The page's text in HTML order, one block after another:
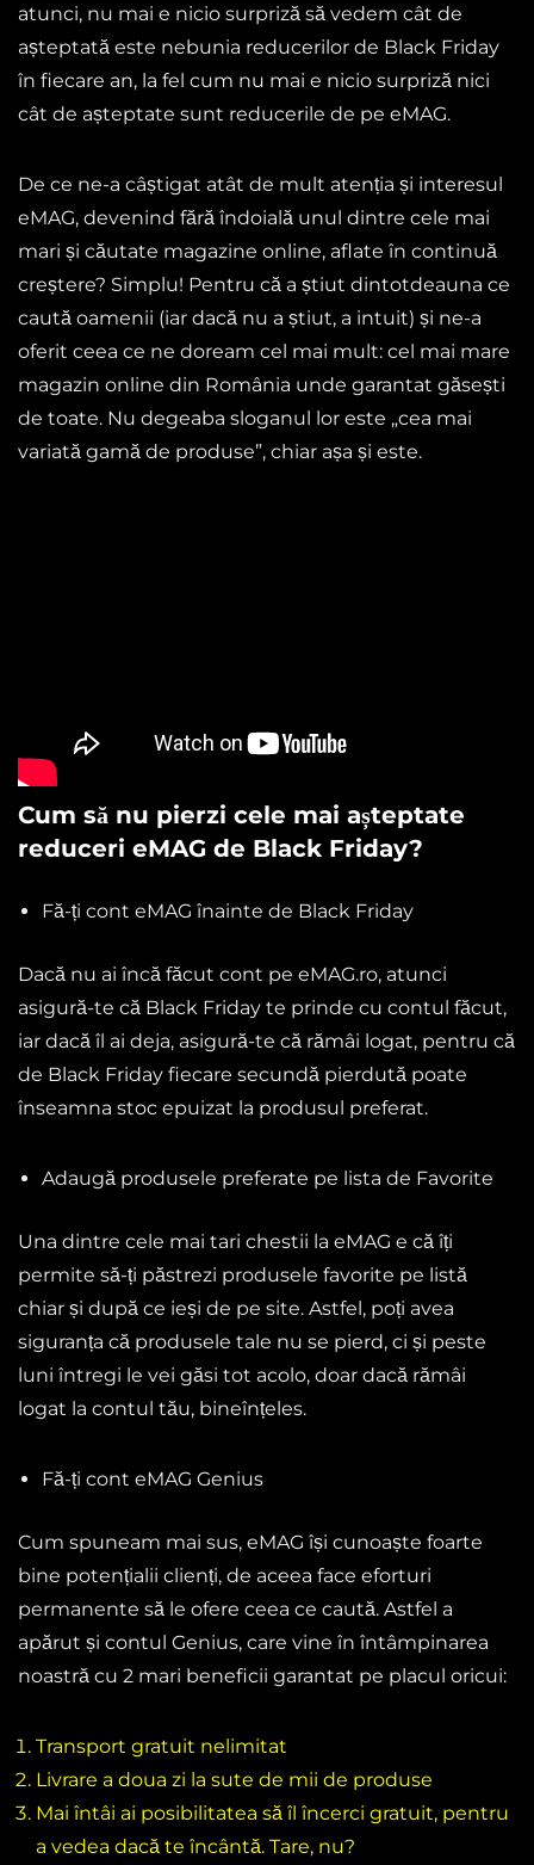
atunci, nu mai e nicio surpriză să vedem cât de
așteptată este nebunia reducerilor de Black Friday
în fiecare an, la fel cum nu mai e nicio surpriză nici
cât de așteptate sunt reducerile de pe eMAG.
De ce ne-a câștigat atât de mult atenția și interesul
eMAG, devenind fără îndoială unul dintre cele mai
mari și căutate magazine online, aflate în continuă
creștere? Simplu! Pentru că a știut dintotdeauna ce
caută oamenii (iar dacă nu a știut, a intuit) și ne-a
oferit ceea ce ne doream cel mai mult: cel mai mare
magazin online din România unde garantat găsești
de toate. Nu degeaba sloganul lor este „cea mai
variată gamă de produse”, chiar așa și este.
Cum să nu pierzi cele mai așteptate
reduceri eMAG de Black Friday?
Fă-ți cont eMAG înainte de Black Friday
Dacă nu ai încă făcut cont pe eMAG.ro, atunci
asigură-te că Black Friday te prinde cu contul făcut,
iar dacă îl ai deja, asigură-te că rămâi logat, pentru că
de Black Friday fiecare secundă pierdută poate
înseamna stoc epuizat la produsul preferat.
Adaugă produsele preferate pe lista de Favorite
Una dintre cele mai tari chestii la eMAG e că îți
permite să-ți păstrezi produsele favorite pe listă
chiar și după ce ieși de pe site. Astfel, poți avea
siguranța că produsele tale nu se pierd, ci și peste
luni întregi le vei găsi tot acolo, doar dacă rămâi
logat la contul tău, bineînțeles.
Fă-ți cont eMAG Genius
Cum spuneam mai sus, eMAG își cunoaște foarte
bine potențialii clienți, de aceea face eforturi
permanente să le ofere ceea ce caută. Astfel a
apărut și contul Genius, care vine în întâmpinarea
noastră cu 2 mari beneficii garantat pe placul oricui:
Transport gratuit nelimitat
Livrare a doua zi la sute de mii de produse
Mai întâi ai posibilitatea să îl încerci gratuit, pentru
a vedea dacă te încântă. Tare, nu?